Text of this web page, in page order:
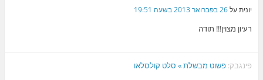
יוניתעל26 בפברואר 2013 בשעה 19:51
רעיון מצוין!!! תודה
פינגבק:פשוט מבשלת » סלט קולסלאו